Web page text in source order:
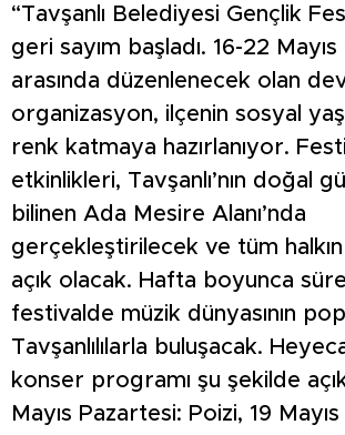
“Tavşanlı Belediyesi Gençlik
geri sayım başladı. 16-22
arasında düzenlenecek olan
organizasyon, ilçenin sosyal
renk katmaya hazırlanıyor.
etkinlikleri, Tavşanlı’nın doğal
bilinen Ada Mesire Alanı’nda
gerçekleştirilecek ve tüm halkın
açık olacak. Hafta boyunca
festivalde müzik dünyasının
Tavşanlılılarla buluşacak.
konser programı şu şekilde
Mayıs Pazartesi: Poizi, 19 Mayıs